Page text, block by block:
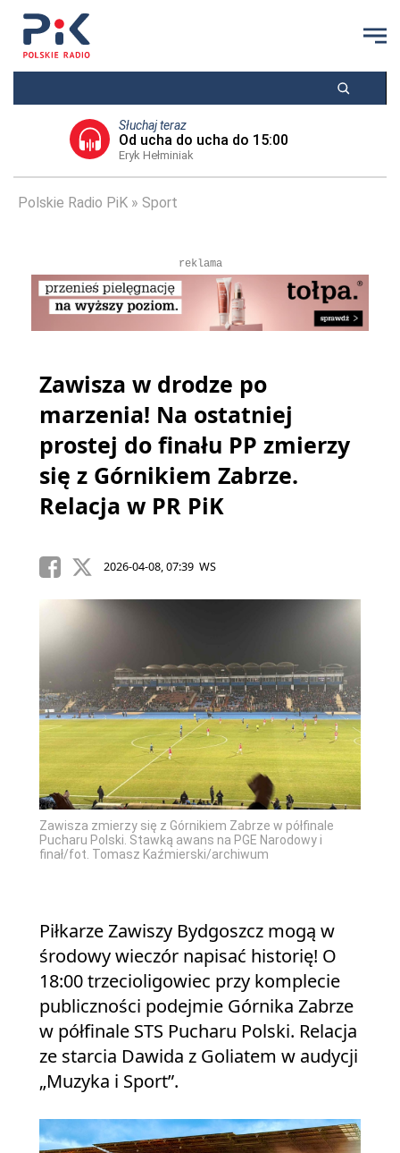
Słuchaj teraz
Od ucha do ucha do 15:00
Eryk Hełminiak
Polskie Radio PiK Sport
reklama
Zawisza w drodze po
marzenia! Na ostatniej
prostej do finału PP zmierzy
się z Górnikiem Zabrze.
Relacja w PR PiK
2026-04-08, 07:39 WS
Zawisza zmierzy się z Górnikiem Zabrze w półfinale
Pucharu Polski. Stawką awans na PGE Narodowy i
finał/fot. Tomasz Kaźmierski/archiwum
Piłkarze Zawiszy Bydgoszcz mogą w
środowy wieczór napisać historię! O
18:00 trzecioligowiec przy komplecie
publiczności podejmie Górnika Zabrze
w półfinale STS Pucharu Polski. Relacja
ze starcia Dawida z Goliatem w audycji
„Muzyka i Sport”.